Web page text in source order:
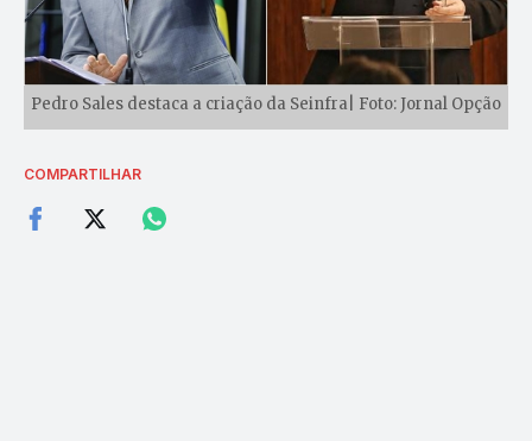
Pedro Sales destaca a criação da Seinfra| Foto: Jornal Opção
COMPARTILHAR